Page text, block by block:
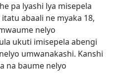
pa lyashi lya misepela
abaali ne myaka 18,
nelyo
ukuti imisepela abengi
umwanakashi. Kanshi
na baume nelyo